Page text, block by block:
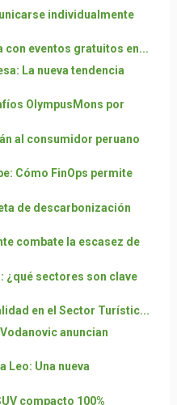
individualmente
con eventos gratuitos en...
La nueva tendencia
OlympusMons por
al consumidor peruano
Cómo FinOps permite
de descarbonización
combate la escasez de
¿qué sectores son clave
en el Sector Turístic...
anuncian
Leo: Una nueva
compacto 100%